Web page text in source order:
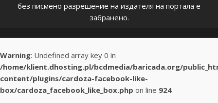
без писмено разрешение на издателя на портала е
забранено.
Warning: Undefined array key 0 in
/home/klient.dhosting.pl/bcdmedia/baricada.org/
content/plugins/cardoza-facebook-like-
box/cardoza_facebook_like_box.php on line 924